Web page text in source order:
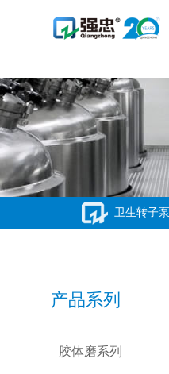
华体会平台
卫生转子泵
产品系列
胶体磨系列